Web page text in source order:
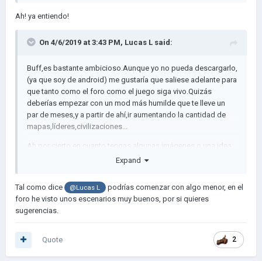
Ah! ya entiendo!
On 4/6/2019 at 3:43 PM, Lucas L said:
Buff,es bastante ambicioso.Aunque yo no pueda descargarlo,
(ya que soy de android) me gustaría que saliese adelante para
que tanto como el foro como el juego siga vivo.Quizás
deberías empezar con un mod más humilde que te lleve un
par de meses,y a partir de ahí,ir aumentando la cantidad de
mapas,líderes,civilizaciones...
Ah,por cierto,en cuanto tengas algunas imágenes o una idea
más estructurada con más objetivos,etc. Me lo dices,y si
mapas de la comunidad hispanohablante.
Expand
Tal como dice @Lucas L
podrías comenzar con algo menor, en el
foro he visto unos escenarios muy buenos, por si quieres
sugerencias.
2
Quote